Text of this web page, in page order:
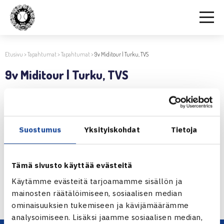
Suostumus Yksityiskohdat Tietoja
Tämä sivusto käyttää evästeitä
Käytämme evästeitä tarjoamamme sisällön ja
mainosten räätälöimiseen, sosiaalisen median
ominaisuuksien tukemiseen ja kävijämäärämme
analysoimiseen. Lisäksi jaamme sosiaalisen median,
Etusivu >Tapahtumat>Tapahtumat>9v Miditour | Turku, TVS
9v Miditour | Turku, TVS
Jaa:
← Edellinen Seuraava uutinen: 9v Miditour |… →